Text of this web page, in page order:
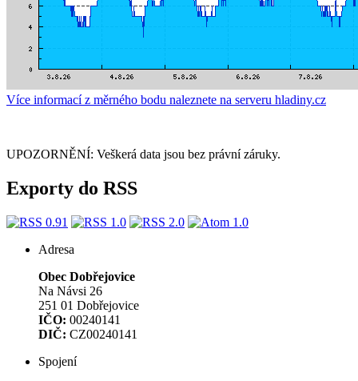
Více informací z měrného bodu naleznete na serveru hladiny.cz
UPOZORNĚNÍ: Veškerá data jsou bez právní záruky.
Exporty do RSS
Adresa
Obec Dobřejovice
Na Návsi 26
251 01 Dobřejovice
IČO: 00240141
DIČ: CZ00240141
Spojení